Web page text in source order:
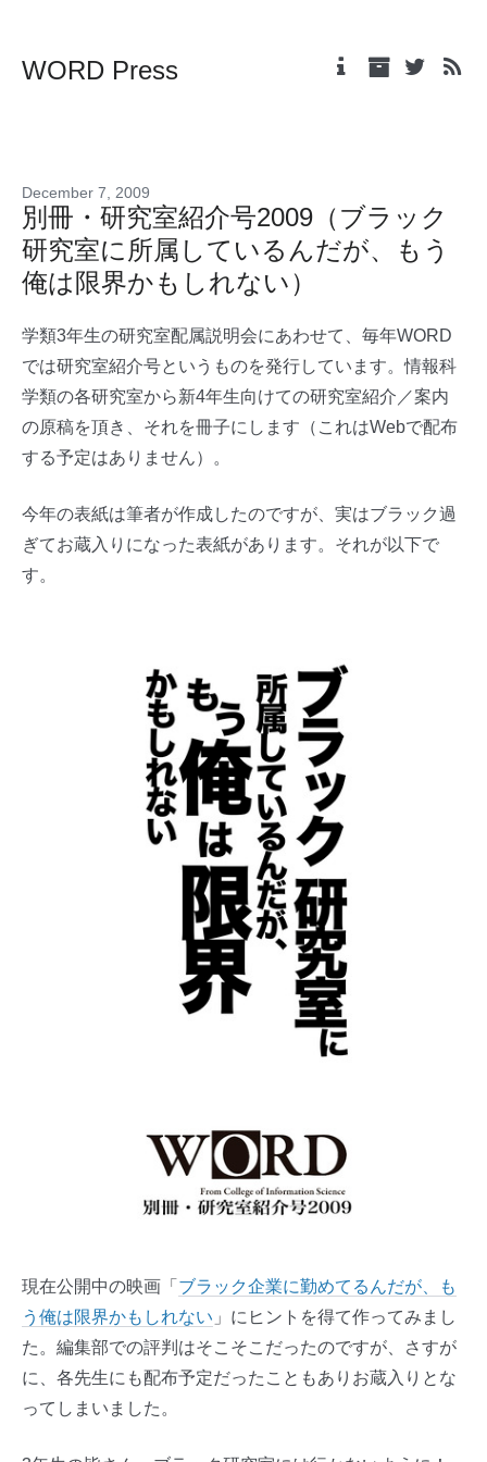
WORD Press
December 7, 2009
別冊・研究室紹介号2009（ブラック
研究室に所属しているんだが、もう
俺は限界かもしれない）
学類3年生の研究室配属説明会にあわせて、毎年WORD
では研究室紹介号というものを発行しています。情報科
学類の各研究室から新4年生向けての研究室紹介／案内
の原稿を頂き、それを冊子にします（これはWebで配布
する予定はありません）。
今年の表紙は筆者が作成したのですが、実はブラック過
ぎてお蔵入りになった表紙があります。それが以下で
す。
現在公開中の映画「 ブラック企業に勤めてるんだが、も
う俺は限界かもしれない 」にヒントを得て作ってみまし
た。編集部での評判はそこそこだったのですが、さすが
に、各先生にも配布予定だったこともありお蔵入りとな
ってしまいました。